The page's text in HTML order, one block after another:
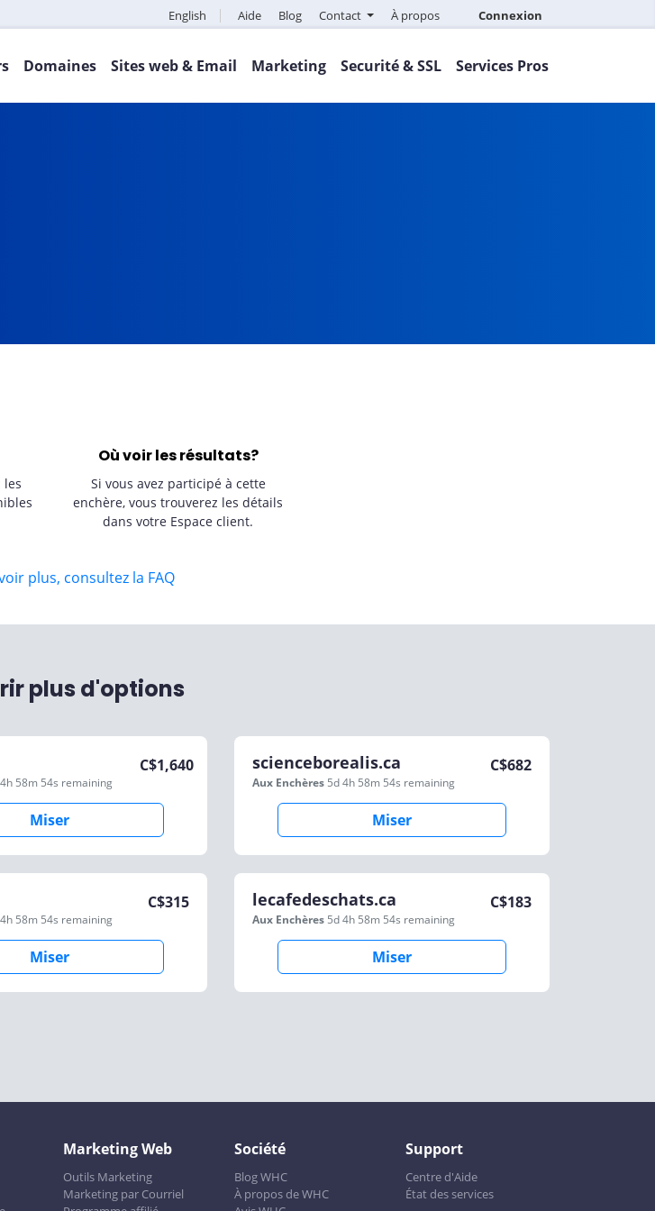
English Aide Blog Contact À propos Connexion
Domaines Sites web & Email Marketing Securité & SSL Services Pros
les
Où voir les résultats?
Si vous avez participé à cette
enchère, vous trouverez les détails
dans votre Espace client.
plus, consultez la FAQ
plus d'options
58m 54s remaining
C$1,640
Miser
scienceborealis.ca
Aux Enchères 5d 4h 58m 54s remaining
C$682
Miser
58m 54s remaining
C$315
Miser
lecafedeschats.ca
Aux Enchères 5d 4h 58m 54s remaining
C$183
Miser
Marketing Web
Outils Marketing
Marketing par Courriel
Société
Blog WHC
À propos de WHC
Support
Centre d'Aide
État des services